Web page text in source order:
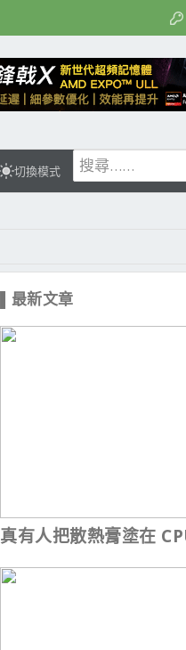
切換模式
▌最新文章
真有人把散熱膏塗在